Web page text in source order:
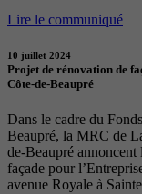
Lire le communiqué
10 juillet 2024
Projet de rénovation de
Côte-de-Beaupré
Dans le cadre du
Beaupré, la MRC de
de-Beaupré
façade pour
avenue Royale à